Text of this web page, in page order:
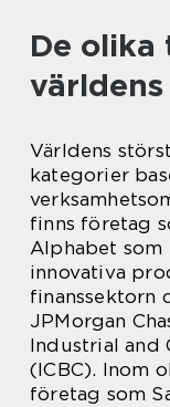
De olika
Världens
kategorier
finns företag
Alphabet
innovativa
finanssektorn
JPMorgan
Industrial and
(ICBC). Inom
företag som